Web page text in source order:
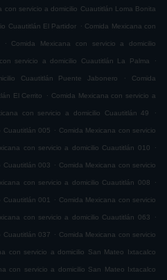
con servicio a domicilio Cuautitlán Loma Bonita
Cuautitlán El Partidor . Comida Mexicana con
. Comida Mexicana con servicio a domicilio
servicio a domicilio Cuautitlán La Palma .
Cuautitlán Puente Jabonero . Comida
El Cerrito . Comida Mexicana con servicio a
con servicio a domicilio Cuautitlán 49 .
Cuautitlán 005 . Comida Mexicana con servicio
con servicio a domicilio Cuautitlán 010 .
Cuautitlán 003 . Comida Mexicana con servicio
con servicio a domicilio Cuautitlán 008 .
Cuautitlán 001 . Comida Mexicana con servicio
con servicio a domicilio Cuautitlán 063 .
Cuautitlán 037 . Comida Mexicana con servicio
con servicio a domicilio San Mateo Ixtacalco
con servicio a domicilio San Mateo Ixtacalco